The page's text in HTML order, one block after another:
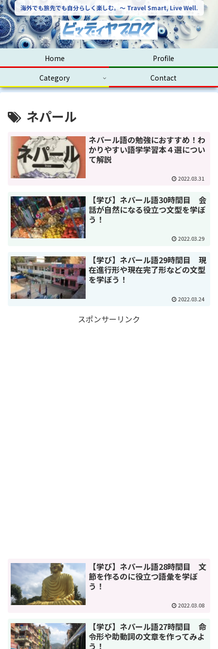
海外でも旅先でも自分らしく楽しむ。〜 Travel Smart, Live Well.
Home
Profile
Category
Contact
ネパール
ネパール語の勉強におすすめ！わ
かりやすい語学学習本４選につい
て解説
2022.03.31
【学び】ネパール語30時間目 会
話が自然になる役立つ文型を学ぼ
う！
2022.03.29
【学び】ネパール語29時間目 現
在進行形や現在完了形などの文型
を学ぼう！
2022.03.24
スポンサーリンク
【学び】ネパール語28時間目 文
節を作るのに役立つ語彙を学ぼ
う！
2022.03.08
【学び】ネパール語27時間目 命
令形や助動詞の文章を作ってみよ
う！